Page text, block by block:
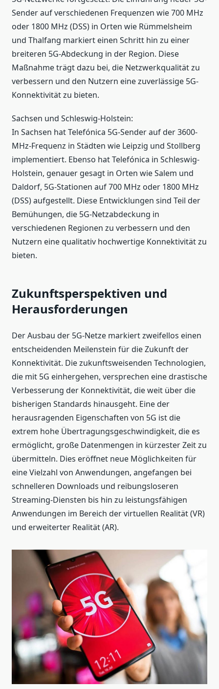
Sender auf verschiedenen Frequenzen wie 700 MHz
oder 1800 MHz (DSS) in Orten wie Rümmelsheim
und Thalfang markiert einen Schritt hin zu einer
breiteren 5G-Abdeckung in der Region. Diese
Maßnahme trägt dazu bei, die Netzwerkqualität zu
verbessern und den Nutzern eine zuverlässige 5G-
Konnektivität zu bieten.
Sachsen und Schleswig-Holstein:
In Sachsen hat Telefónica 5G-Sender auf der 3600-
MHz-Frequenz in Städten wie Leipzig und Stollberg
implementiert. Ebenso hat Telefónica in Schleswig-
Holstein, genauer gesagt in Orten wie Salem und
Daldorf, 5G-Stationen auf 700 MHz oder 1800 MHz
(DSS) aufgestellt. Diese Entwicklungen sind Teil der
Bemühungen, die 5G-Netzabdeckung in
verschiedenen Regionen zu verbessern und den
Nutzern eine qualitativ hochwertige Konnektivität zu
bieten.
Zukunftsperspektiven und
Herausforderungen
Der Ausbau der 5G-Netze markiert zweifellos einen
entscheidenden Meilenstein für die Zukunft der
Konnektivität. Die zukunftsweisenden Technologien,
die mit 5G einhergehen, versprechen eine drastische
Verbesserung der Konnektivität, die weit über die
bisherigen Standards hinausgeht. Eine der
herausragenden Eigenschaften von 5G ist die
extrem hohe Übertragungsgeschwindigkeit, die es
ermöglicht, große Datenmengen in kürzester Zeit zu
übermitteln. Dies eröffnet neue Möglichkeiten für
eine Vielzahl von Anwendungen, angefangen bei
schnelleren Downloads und reibungsloseren
Streaming-Diensten bis hin zu leistungsfähigen
Anwendungen im Bereich der virtuellen Realität (VR)
und erweiterter Realität (AR).